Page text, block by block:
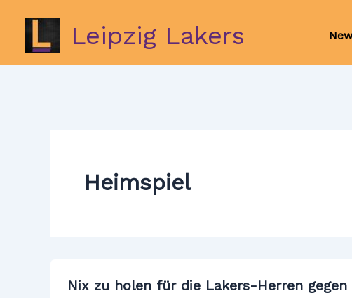
Inhalt
springen
Leipzig Lakers
Heimspiel
Nix zu holen für die Lakers-Herren gegen